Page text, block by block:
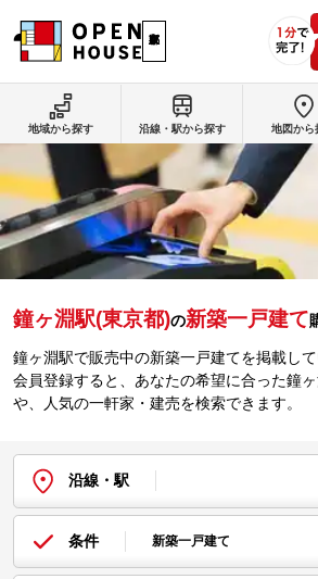
鐘ヶ淵駅(東京都)の新築一戸建て
鐘ヶ淵駅で販売中の新築一戸建てを掲載して
会員登録すると、あなたの希望に合った鐘
や、人気の一軒家・建売を検索できます。
沿線・駅
条件 新築一戸建て
地域から探す 沿線・駅から探す 地図から